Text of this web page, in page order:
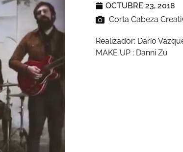
OCTUBRE 23, 2018
Corta Cabeza
Realizador: Darío
MAKE UP : Danni Zu